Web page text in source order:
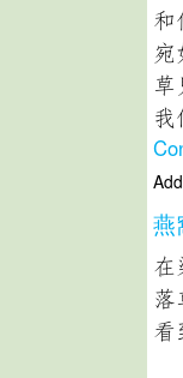
和
宛
草
燕
在
落
看